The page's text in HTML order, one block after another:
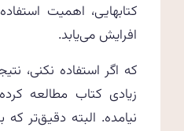
کتابهایی، اهمیت
افرایش می‌یابد.
که اگر استفاده نکنی،
زیادی کتاب مطالعه
نیامده. البته دقیق‌تر